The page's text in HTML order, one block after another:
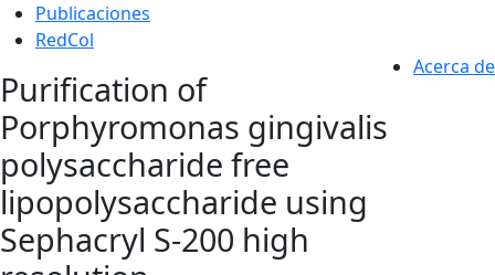
Publicaciones
RedCol
Acerca de
Purification of
Porphyromonas gingivalis
polysaccharide free
lipopolysaccharide using
Sephacryl S-200 high